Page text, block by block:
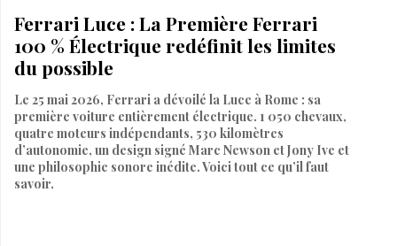
Ferrari Luce : La Première Ferrari
100 % Électrique redéfinit les limites
du possible
Le 25 mai 2026, Ferrari a dévoilé la Luce à Rome : sa
première voiture entièrement électrique. 1 050 chevaux,
quatre moteurs indépendants, 530 kilomètres
d’autonomie, un design signé Marc Newson et Jony Ive et
une philosophie sonore inédite. Voici tout ce qu’il faut
savoir.